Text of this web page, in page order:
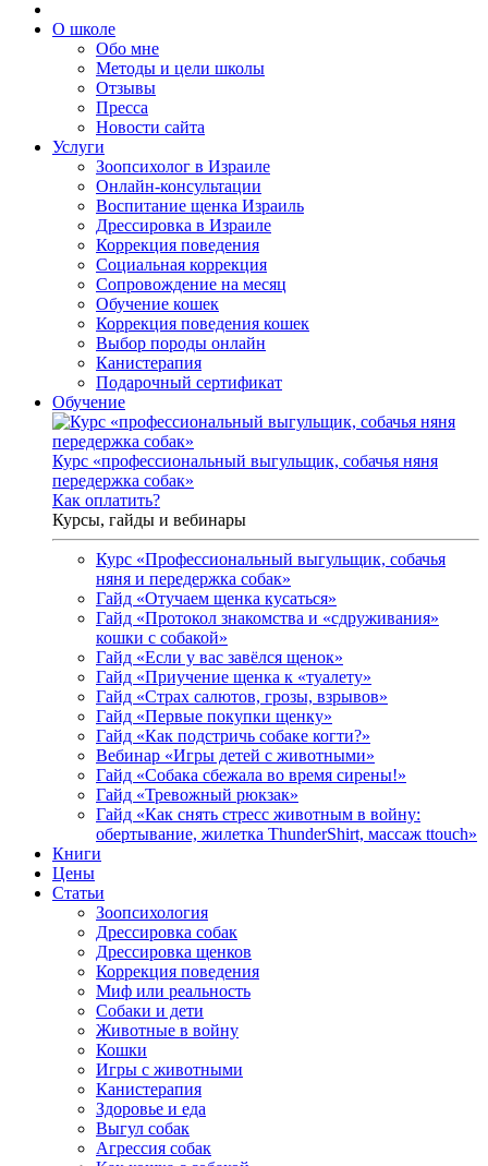
О школе
Обо мне
Методы и цели школы
Отзывы
Пресса
Новости сайта
Услуги
Зоопсихолог в Израиле
Онлайн-консультации
Воспитание щенка Израиль
Дрессировка в Израиле
Коррекция поведения
Социальная коррекция
Сопровождение на месяц
Обучение кошек
Коррекция поведения кошек
Выбор породы онлайн
Канистерапия
Подарочный сертификат
Обучение
Курс «профессиональный выгульщик, собачья няня
передержка собак»
Как оплатить?
Курсы, гайды и вебинары
Курс «Профессиональный выгульщик, собачья
няня и передержка собак»
Гайд «Отучаем щенка кусаться»
Гайд «Протокол знакомства и «сдруживания»
кошки с собакой»
Гайд «Если у вас завёлся щенок»
Гайд «Приучение щенка к «туалету»
Гайд «Страх салютов, грозы, взрывов»
Гайд «Первые покупки щенку»
Гайд «Как подстричь собаке когти?»
Вебинар «Игры детей с животными»
Гайд «Собака сбежала во время сирены!»
Гайд «Тревожный рюкзак»
Гайд «Как снять стресс животным в войну:
обертывание, жилетка ThunderShirt, массаж ttouch»
Книги
Цены
Статьи
Зоопсихология
Дрессировка собак
Дрессировка щенков
Коррекция поведения
Миф или реальность
Собаки и дети
Животные в войну
Кошки
Игры с животными
Канистерапия
Здоровье и еда
Выгул собак
Агрессия собак